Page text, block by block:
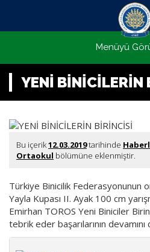
Menüyü
YENİ BİNİCİLERİN
Bu içerik12.03.2019tarihinde
Ortaokul bölümüne eklenmiştir.
Türkiye Binicilik Federasyonunun
Yayla Kupası II. Ayak 100 cm
Emirhan TOROS Yeni Biniciler
tebrik eder başarılarının devamını